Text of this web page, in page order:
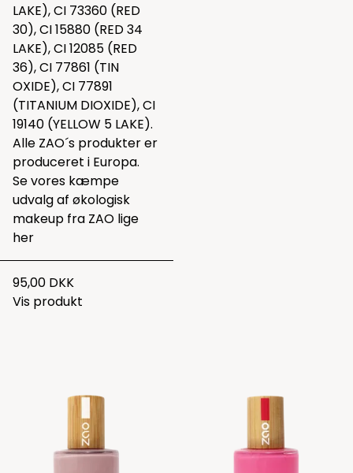
LAKE), CI 73360 (RED
30), CI 15880 (RED 34
LAKE), CI 12085 (RED
36), CI 77861 (TIN
OXIDE), CI 77891
(TITANIUM DIOXIDE), CI
19140 (YELLOW 5 LAKE).
Alle ZAO´s produkter er
produceret i Europa.
Se vores kæmpe
udvalg af økologisk
makeup fra ZAO lige
her
95,00 DKK
Vis produkt